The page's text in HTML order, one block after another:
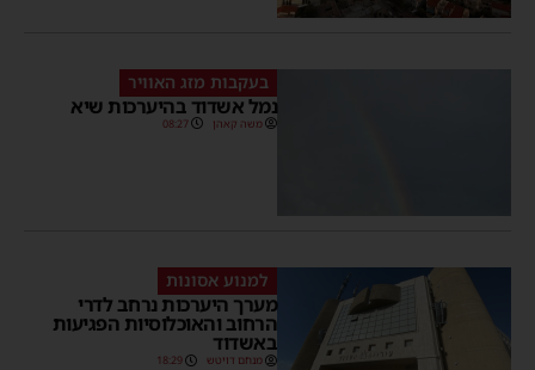
בעקבות מזג האוויר
נמל אשדוד בהיערכות שיא
משה קאהן 08:27
למנוע אסונות
מערך היערכות נרחב לדרי
הרחוב והאוכלוסיות הפגיעות
באשדוד
מנחם דויטש 18:29